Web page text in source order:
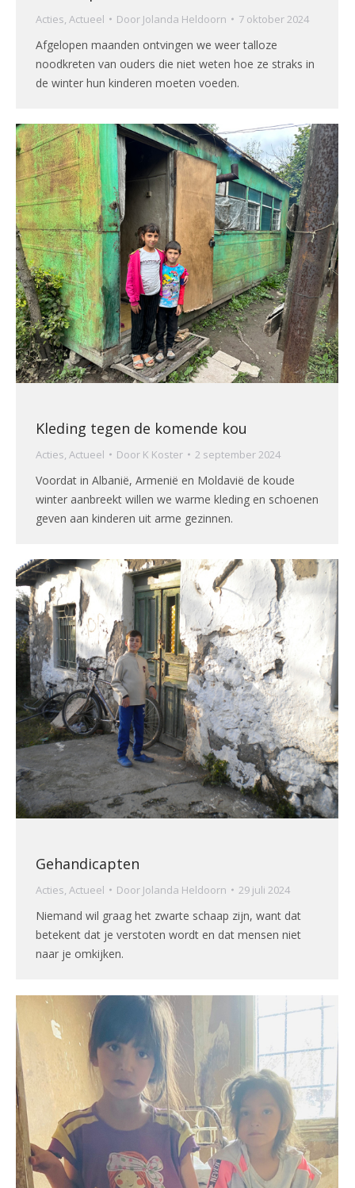
Acties, Actueel Door Jolanda Heldoorn 7 oktober 2024
Afgelopen maanden ontvingen we weer talloze
noodkreten van ouders die niet weten hoe ze straks in
de winter hun kinderen moeten voeden.
Kleding tegen de komende kou
Acties, Actueel Door K Koster 2 september 2024
Voordat in Albanië, Armenië en Moldavië de koude
winter aanbreekt willen we warme kleding en schoenen
geven aan kinderen uit arme gezinnen.
Gehandicapten
Acties, Actueel Door Jolanda Heldoorn 29 juli 2024
Niemand wil graag het zwarte schaap zijn, want dat
betekent dat je verstoten wordt en dat mensen niet
naar je omkijken.